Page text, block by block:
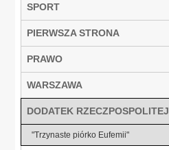
SPORT
PIERWSZA STRONA
PRAWO
WARSZAWA
DODATEK RZECZPOSPOLITEJ
"Trzynaste piórko Eufemii"